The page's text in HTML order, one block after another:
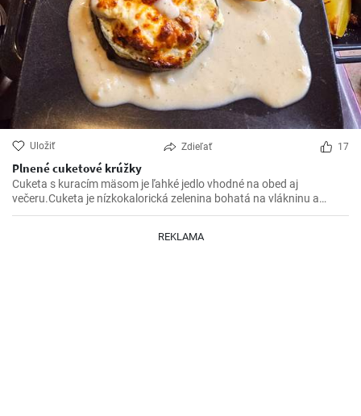
Uložiť Zdieľať 17
Plnené cuketové krúžky
Cuketa s kuracím mäsom je ľahké jedlo vhodné na obed aj
večeru.Cuketa je nízkokalorická zelenina bohatá na vlákninu a
kuracie mäso poskytuje kvalitný zdroj bielkovín.Lahká príprava a
REKLAMA